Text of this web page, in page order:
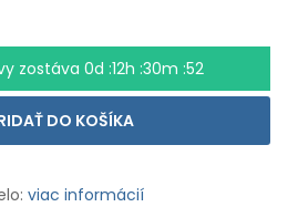
zostáva0d :12h :30m :51
DO KOŠÍKA
viac informácií